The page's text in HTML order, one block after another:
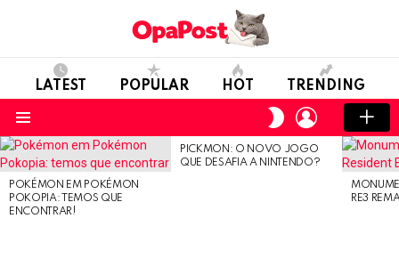
LATEST POPULAR HOT TRENDING
SWITCH
SKIN
LOGIN
LATEST
STORIES
POKÉMON EM POKÉMON
POKOPIA: TEMOS QUE
ENCONTRAR!
PICKMON: O NOVO JOGO
QUE DESAFIA A NINTENDO?
RE3